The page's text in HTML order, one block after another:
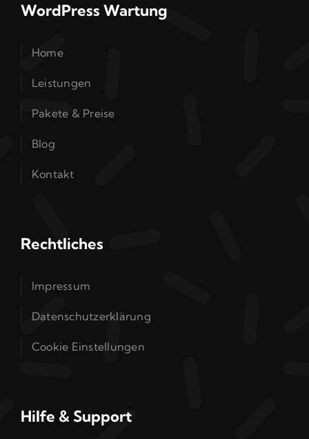
WordPress Wartung
Home
Leistungen
Pakete & Preise
Blog
Kontakt
Rechtliches
Impressum
Datenschutzerklärung
Cookie Einstellungen
Hilfe & Support